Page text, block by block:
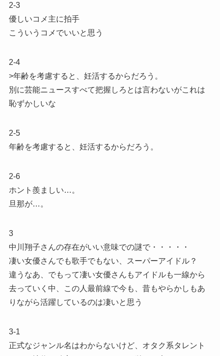
2-3
優しいコメ主に拍手
こういうコメでいいと思う
2-4
>年齢を考慮すると、妊活するからだろう。
別に芸能ニュースすべて把握しろとは言わないがこれは
恥ずかしいな
2-5
年齢を考慮すると、妊活するからだろう。
2-6
ホント羨ましい…。
旦那が…。
3
中川翔子さんの存在がいい意味での謎で・・・・・
凄い女優さんでも歌手でもない、スーパーアイドル？
違うなあ、でもって凄い女優さんもアイドルも一線から
去っていく中、この人最前線で今も、昔もやらかしもあ
りながら活躍しているのは凄いと思う
3-1
正式なジャンル名はわからないけど、オタク系タレント